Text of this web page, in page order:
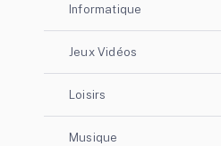
Informatique
Jeux Vidéos
Loisirs
Musique